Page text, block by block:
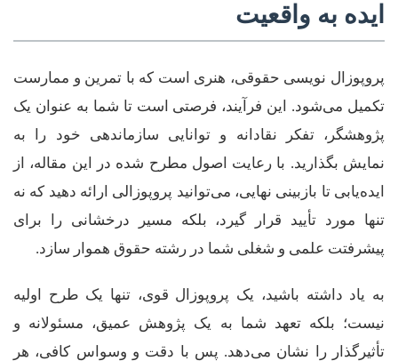
ایده به واقعیت
پروپوزال نویسی حقوقی، هنری است که با تمرین و ممارست
تکمیل می‌شود. این فرآیند، فرصتی است تا شما به عنوان یک
پژوهشگر، تفکر نقادانه و توانایی سازماندهی خود را به
نمایش بگذارید. با رعایت اصول مطرح شده در این مقاله، از
ایده‌یابی تا بازبینی نهایی، می‌توانید پروپوزالی ارائه دهید که نه
تنها مورد تأیید قرار گیرد، بلکه مسیر درخشانی را برای
پیشرفتت علمی و شغلی شما در رشته حقوق هموار سازد.
به یاد داشته باشید، یک پروپوزال قوی، تنها یک طرح اولیه
نیست؛ بلکه تعهد شما به یک پژوهش عمیق، مسئولانه و
تأثیرگذار را نشان می‌دهد. پس با دقت و وسواس کافی، هر